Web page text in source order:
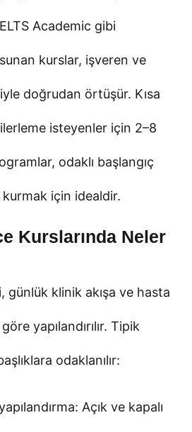
Academic gibi
sunan kurslar, işveren ve
doğrudan örtüşür. Kısa
isteyenler için 2–8
odaklı başlangıç
için idealdir.
Kurslarında Neler
günlük klinik akışa ve hasta
yapılandırılır. Tipik
odaklanılır:
Açık ve kapalı